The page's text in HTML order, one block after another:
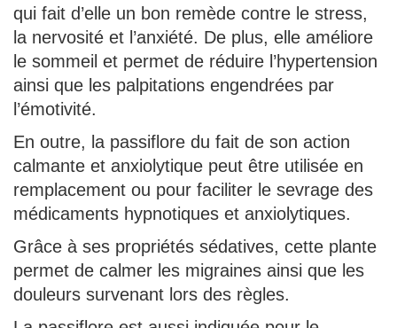
qui fait d’elle un bon remède contre le stress,
la nervosité et l’anxiété. De plus, elle améliore
le sommeil et permet de réduire l’hypertension
ainsi que les palpitations engendrées par
l’émotivité.
En outre, la passiflore du fait de son action
calmante et anxiolytique peut être utilisée en
remplacement ou pour faciliter le sevrage des
médicaments hypnotiques et anxiolytiques.
Grâce à ses propriétés sédatives, cette plante
permet de calmer les migraines ainsi que les
douleurs survenant lors des règles.